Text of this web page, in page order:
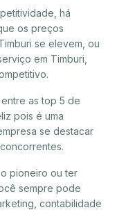
há
os preços
se elevem, ou
em Timburi,
as top 5 de
pois é uma
se destacar
pioneiro ou ter
sempre pode
contabilidade